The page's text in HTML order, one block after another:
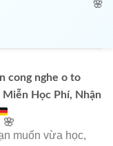
🌸
Miễn Học Phí, Nhận
muốn vừa học,